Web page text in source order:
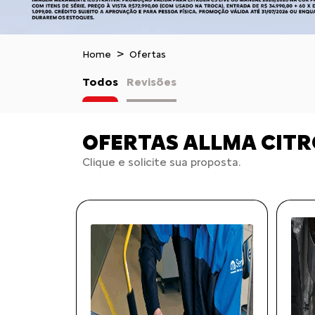
Home Ofertas
Todos Revisões
OFERTAS ALLMA
Clique e solicite sua proposta.